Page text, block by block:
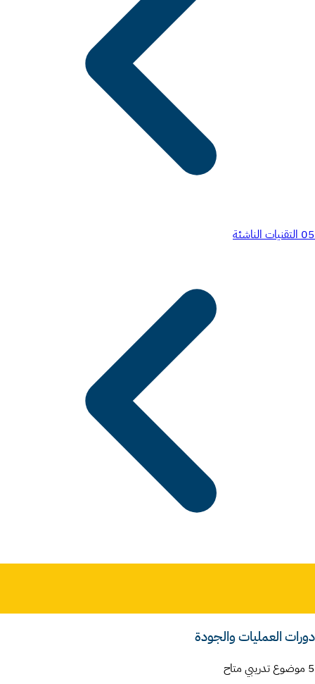
05التقنيات الناشئة
دورات العمليات والجودة
5 موضوع تدريبي متاح